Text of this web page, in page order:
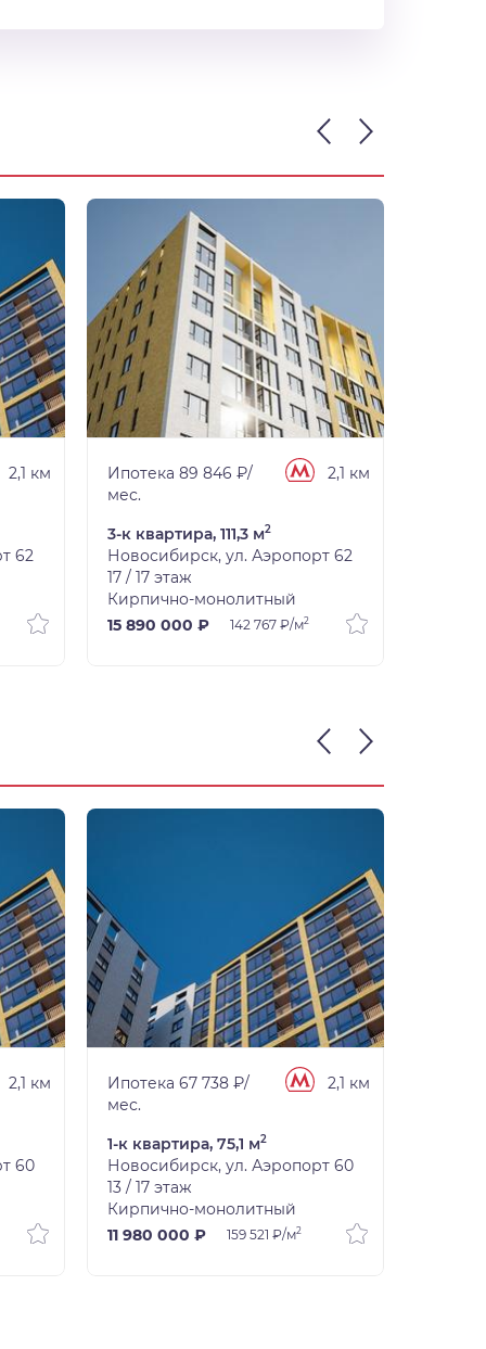
2,1 км
62
Ипотека 89 846 ₽/
мес.
2,1 км
3-к квартира, 111,3 м2
Новосибирск, ул. Аэропорт 62
17 / 17 этаж
Кирпично-монолитный
15 890 000 ₽
142 767 ₽/м2
2,1 км
60
Ипотека 67 738 ₽/
мес.
2,1 км
1-к квартира, 75,1 м2
Новосибирск, ул. Аэропорт 60
13 / 17 этаж
Кирпично-монолитный
11 980 000 ₽
159 521 ₽/м2